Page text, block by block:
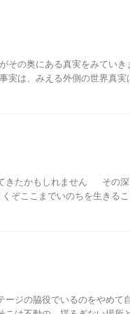
その奥にある真実をみていき
は、みえる外側の世界真実
きたかもしれません その深
ぞここまでいのちを生きるこ
ジの脇役でいるのをやめて